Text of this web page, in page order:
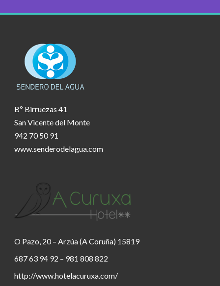
Bº Birruezas 41
San Vicente del Monte
942 70 50 91
www.senderodelagua.com
O Pazo, 20 – Arzúa (A Coruña) 15819
687 63 94 92 – 981 808 822
http://www.hotelacuruxa.com/